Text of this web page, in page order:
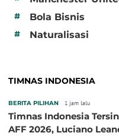
# Bola Bisnis
# Naturalisasi
TIMNAS INDONESIA
BERITA PILIHAN 1 jam lalu
Timnas Indonesia
AFF 2026, Luciano